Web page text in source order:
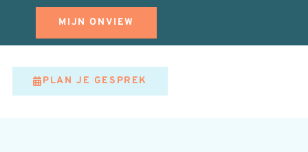
MIJN ONVIEW
PLAN JE GESPREK